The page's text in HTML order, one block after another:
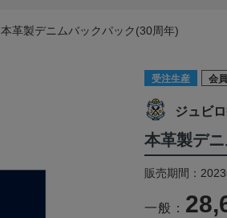
本革製デニムバックパック(30周年)
受注生産 会
ジュビ
本革製デ
販売期間：
一般：